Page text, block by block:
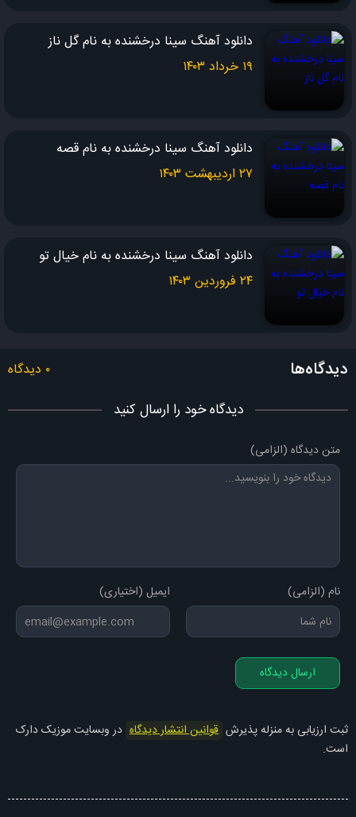
دانلود آهنگ سینا درخشنده به نام گل ناز
۱۹ خرداد ۱۴۰۳
دانلود آهنگ سینا درخشنده به نام قصه
۲۷ اردیبهشت ۱۴۰۳
دانلود آهنگ سینا درخشنده به نام خیال تو
۲۴ فروردین ۱۴۰۳
دیدگاه‌ها ۰ دیدگاه
دیدگاه خود را ارسال کنید
متن دیدگاه (الزامی)
نام (الزامی) ایمیل (اختیاری)
ارسال دیدگاه
ثبت ارزیابی به منزله پذیرش قوانین انتشار دیدگاه در وبسایت موزیک دارک
است.